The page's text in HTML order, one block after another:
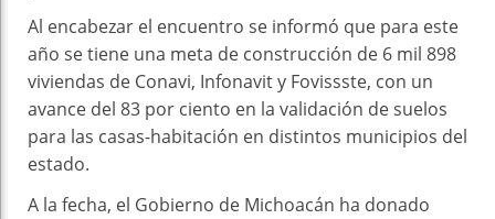
Al encabezar el encuentro se informó que para este
año se tiene una meta de construcción de 6 mil 898
viviendas de Conavi, Infonavit y Fovissste, con un
avance del 83 por ciento en la validación de suelos
para las casas-habitación en distintos municipios del
estado.
A la fecha, el Gobierno de Michoacán ha donado